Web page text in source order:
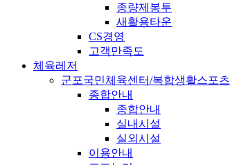
종량제봉투
새활용타운
CS경영
고객만족도
체육레저
군포국민체육센터/복합생활스포
종합안내
종합안내
실내시설
실외시설
이용안내